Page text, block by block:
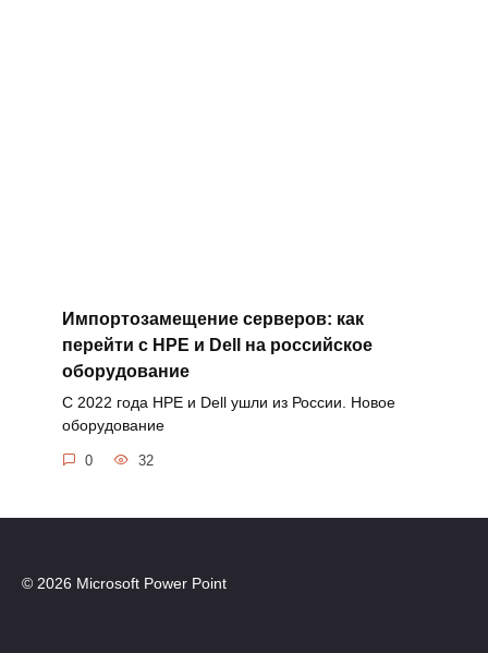
Импортозамещение серверов: как
перейти с HPE и Dell на российское
оборудование
С 2022 года HPE и Dell ушли из России. Новое
оборудование
0 32
© 2026 Microsoft Power Point